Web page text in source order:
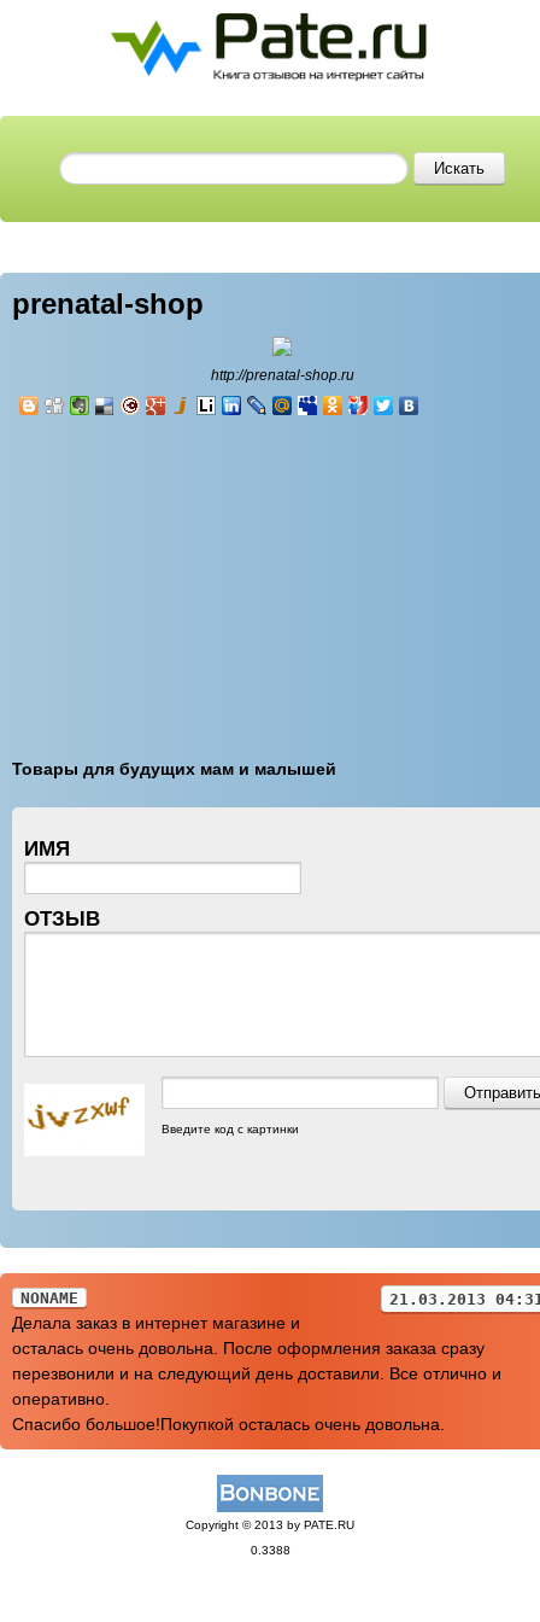
prenatal-shop
http://prenatal-shop.ru
Товары для будущих мам и малышей
ИМЯ
ОТЗЫВ
Введите код с картинки
NONAME 21.03.2013
Делала заказ в интернет магазине и
осталась очень довольна. После оформления заказа сразу
перезвонили и на следующий день доставили. Все отлично и
оперативно.
Спасибо большое!Покупкой осталась очень довольна.
Copyright © 2013 by PATE.RU
0.3388